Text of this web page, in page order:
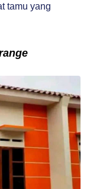
tamu yang